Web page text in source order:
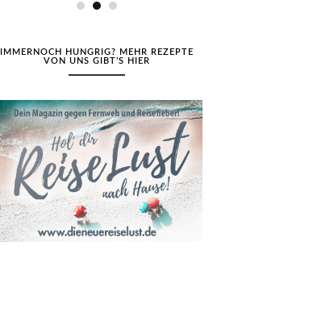
IMMERNOCH HUNGRIG? MEHR REZEPTE
VON UNS GIBT’S HIER